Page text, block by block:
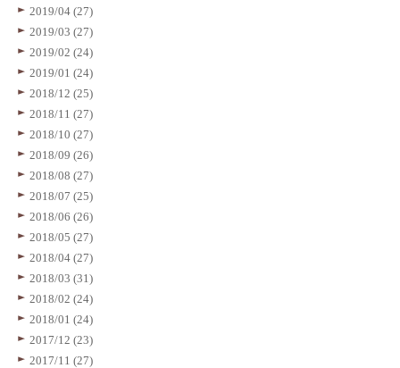
2019/04 (27)
2019/03 (27)
2019/02 (24)
2019/01 (24)
2018/12 (25)
2018/11 (27)
2018/10 (27)
2018/09 (26)
2018/08 (27)
2018/07 (25)
2018/06 (26)
2018/05 (27)
2018/04 (27)
2018/03 (31)
2018/02 (24)
2018/01 (24)
2017/12 (23)
2017/11 (27)